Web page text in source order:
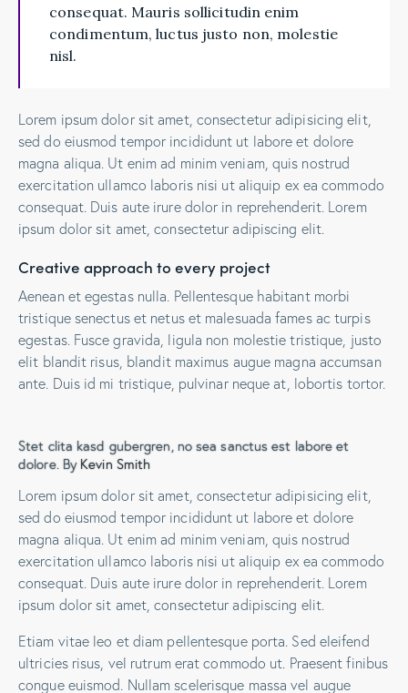
consequat. Mauris sollicitudin enim
condimentum, luctus justo non, molestie
nisl.
Lorem ipsum dolor sit amet, consectetur adipisicing elit,
sed do eiusmod tempor incididunt ut labore et dolore
magna aliqua. Ut enim ad minim veniam, quis nostrud
exercitation ullamco laboris nisi ut aliquip ex ea commodo
consequat. Duis aute irure dolor in reprehenderit. Lorem
ipsum dolor sit amet, consectetur adipiscing elit.
Creative approach to every project
Aenean et egestas nulla. Pellentesque habitant morbi
tristique senectus et netus et malesuada fames ac turpis
egestas. Fusce gravida, ligula non molestie tristique, justo
elit blandit risus, blandit maximus augue magna accumsan
ante. Duis id mi tristique, pulvinar neque at, lobortis tortor.
Stet clita kasd gubergren, no sea sanctus est labore et
dolore. ByKevin Smith
Lorem ipsum dolor sit amet, consectetur adipisicing elit,
sed do eiusmod tempor incididunt ut labore et dolore
magna aliqua. Ut enim ad minim veniam, quis nostrud
exercitation ullamco laboris nisi ut aliquip ex ea commodo
consequat. Duis aute irure dolor in reprehenderit. Lorem
ipsum dolor sit amet, consectetur adipiscing elit.
Etiam vitae leo et diam pellentesque porta. Sed eleifend
ultricies risus, vel rutrum erat commodo ut. Praesent finibus
congue euismod. Nullam scelerisque massa vel augue